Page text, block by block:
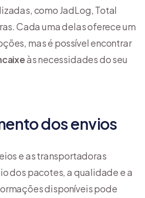
como JadLog, Total
Cada uma delas oferece um
mas é possível encontrar
às necessidades do seu
dos envios
e as transportadoras
dos pacotes, a qualidade e a
disponíveis pode